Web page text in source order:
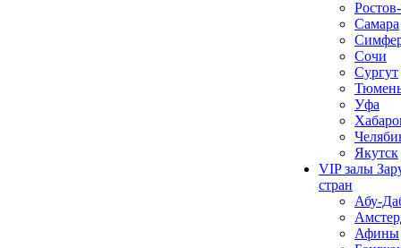
Самара
Сочи
Сургут
Уфа
Якутск
VIP залы
стран
Абу-
Афины